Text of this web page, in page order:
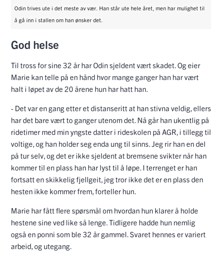
Odin trives ute i det meste av vær. Han står ute hele året, men har mulighet til
å gå inn i stallen om han ønsker det.
God helse
Til tross for sine 32 år har Odin sjeldent vært skadet. Og eier
Marie kan telle på en hånd hvor mange ganger han har vært
halt i løpet av de 20 årene hun har hatt han.
- Det var en gang etter et distanseritt at han stivna veldig, ellers
har det bare vært to ganger utenom det. Nå går han ukentlig på
ridetimer med min yngste datter i rideskolen på AGR, i tillegg til
voltige, og han holder seg enda ung til sinns. Jeg rir han en del
på tur selv, og det er ikke sjeldent at bremsene svikter når han
kommer til en plass han har lyst til å løpe. I terrenget er han
fortsatt en skikkelig fjellgeit, jeg tror ikke det er en plass den
hesten ikke kommer frem, forteller hun.
Marie har fått flere spørsmål om hvordan hun klarer å holde
hestene sine ved like så lenge. Tidligere hadde hun nemlig
også en ponni som ble 32 år gammel. Svaret hennes er variert
arbeid, og utegang.